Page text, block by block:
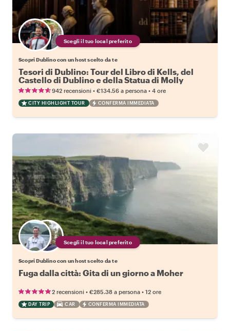
Scegli il tuo local preferito
Scopri Dublino con un host scelto da te
Tesori di Dublino: Tour del Libro di Kells, del
Castello di Dublino e della Statua di Molly
Malone 942 recensioni • €134.56 a persona • 4 ore
CITY HIGHLIGHT TOUR CONFERMA IMMEDIATA
Scegli il tuo local preferito
Scopri Dublino con un host scelto da te
Fuga dalla città: Gita di un giorno a Moher
2 recensioni • €285.38 a persona • 12 ore
DAY TRIP CAR CONFERMA IMMEDIATA